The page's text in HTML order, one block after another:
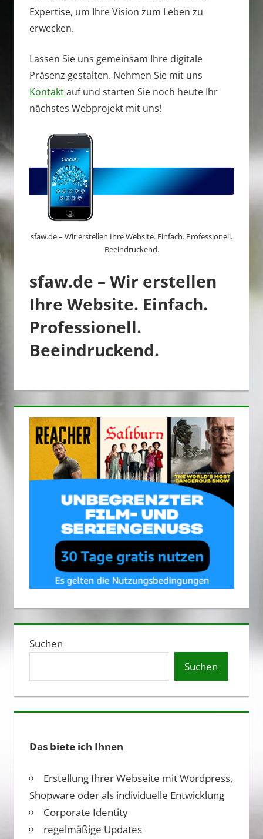
Expertise, um Ihre Vision zum Leben zu
erwecken.
Lassen Sie uns gemeinsam Ihre digitale
Präsenz gestalten. Nehmen Sie mit uns
Kontaktauf und starten Sie noch heute Ihr
nächstes Webprojekt mit uns!
sfaw.de – Wir erstellen Ihre Website. Einfach. Professionell.
Beeindruckend.
sfaw.de – Wir erstellen
Ihre Website. Einfach.
Professionell.
Beeindruckend.
Suchen
Suchen
Das biete ich Ihnen
Erstellung Ihrer Webseite mit Wordpress,
Shopware oder als individuelle Entwicklung
Corporate Identity
regelmäßige Updates